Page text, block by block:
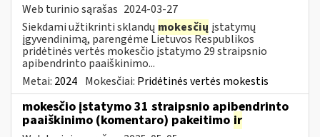
Web turinio sąrašas 2024-03-27
Siekdami užtikrinti sklandų mokesčių įstatymų
įgyvendinimą, parengėme Lietuvos Respublikos
pridėtinės vertės mokesčio įstatymo 29 straipsnio
apibendrinto paaiškinimo...
Metai: 2024 Mokesčiai: Pridėtinės vertės mokestis
mokesčio įstatymo 31 straipsnio apibendrinto
paaiškinimo (komentaro) pakeitimo ir